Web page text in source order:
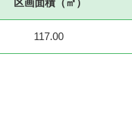
区画面積（㎡）
117.00